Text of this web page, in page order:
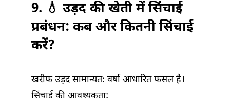
9. 💧 उड़द की खेती में सिंचाई
प्रबंधन: कब और कितनी सिंचाई
करें?
खरीफ उड़द सामान्यतः वर्षा आधारित फसल है।